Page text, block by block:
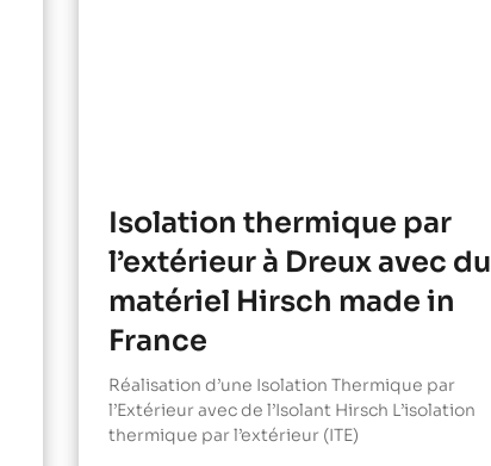
Isolation thermique par
l’extérieur à Dreux avec du
matériel Hirsch made in
France
Réalisation d’une Isolation Thermique par
l’Extérieur avec de l’Isolant Hirsch L’isolation
thermique par l’extérieur (ITE)